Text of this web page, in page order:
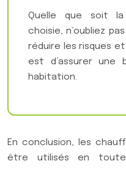
Quelle que soit
choisie, n’oubliez
réduire les risques
est d’assurer une
habitation.
En conclusion, les
être utilisés en